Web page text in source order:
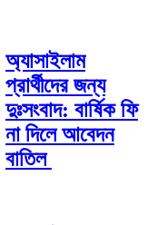
অ্যাসাইলাম
প্রার্থীদের জন্য
দুঃসংবাদ: বার্ষিক ফি
না দিলে আবেদন
বাতিল